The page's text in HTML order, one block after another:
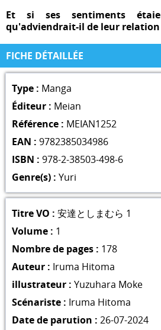
Et si ses sentiments
qu'adviendrait-il de leur relation
FICHE DÉTAILLÉE
Type : Manga
Éditeur : Meian
Référence : MEIAN1252
EAN : 9782385034986
ISBN : 978-2-38503-498-6
Genre(s) : Yuri
Titre VO : 安達としまむら 1
Volume : 1
Nombre de pages : 178
Auteur : Iruma Hitoma
illustrateur : Yuzuhara Moke
Scénariste : Iruma Hitoma
Date de parution : 26-07-2024